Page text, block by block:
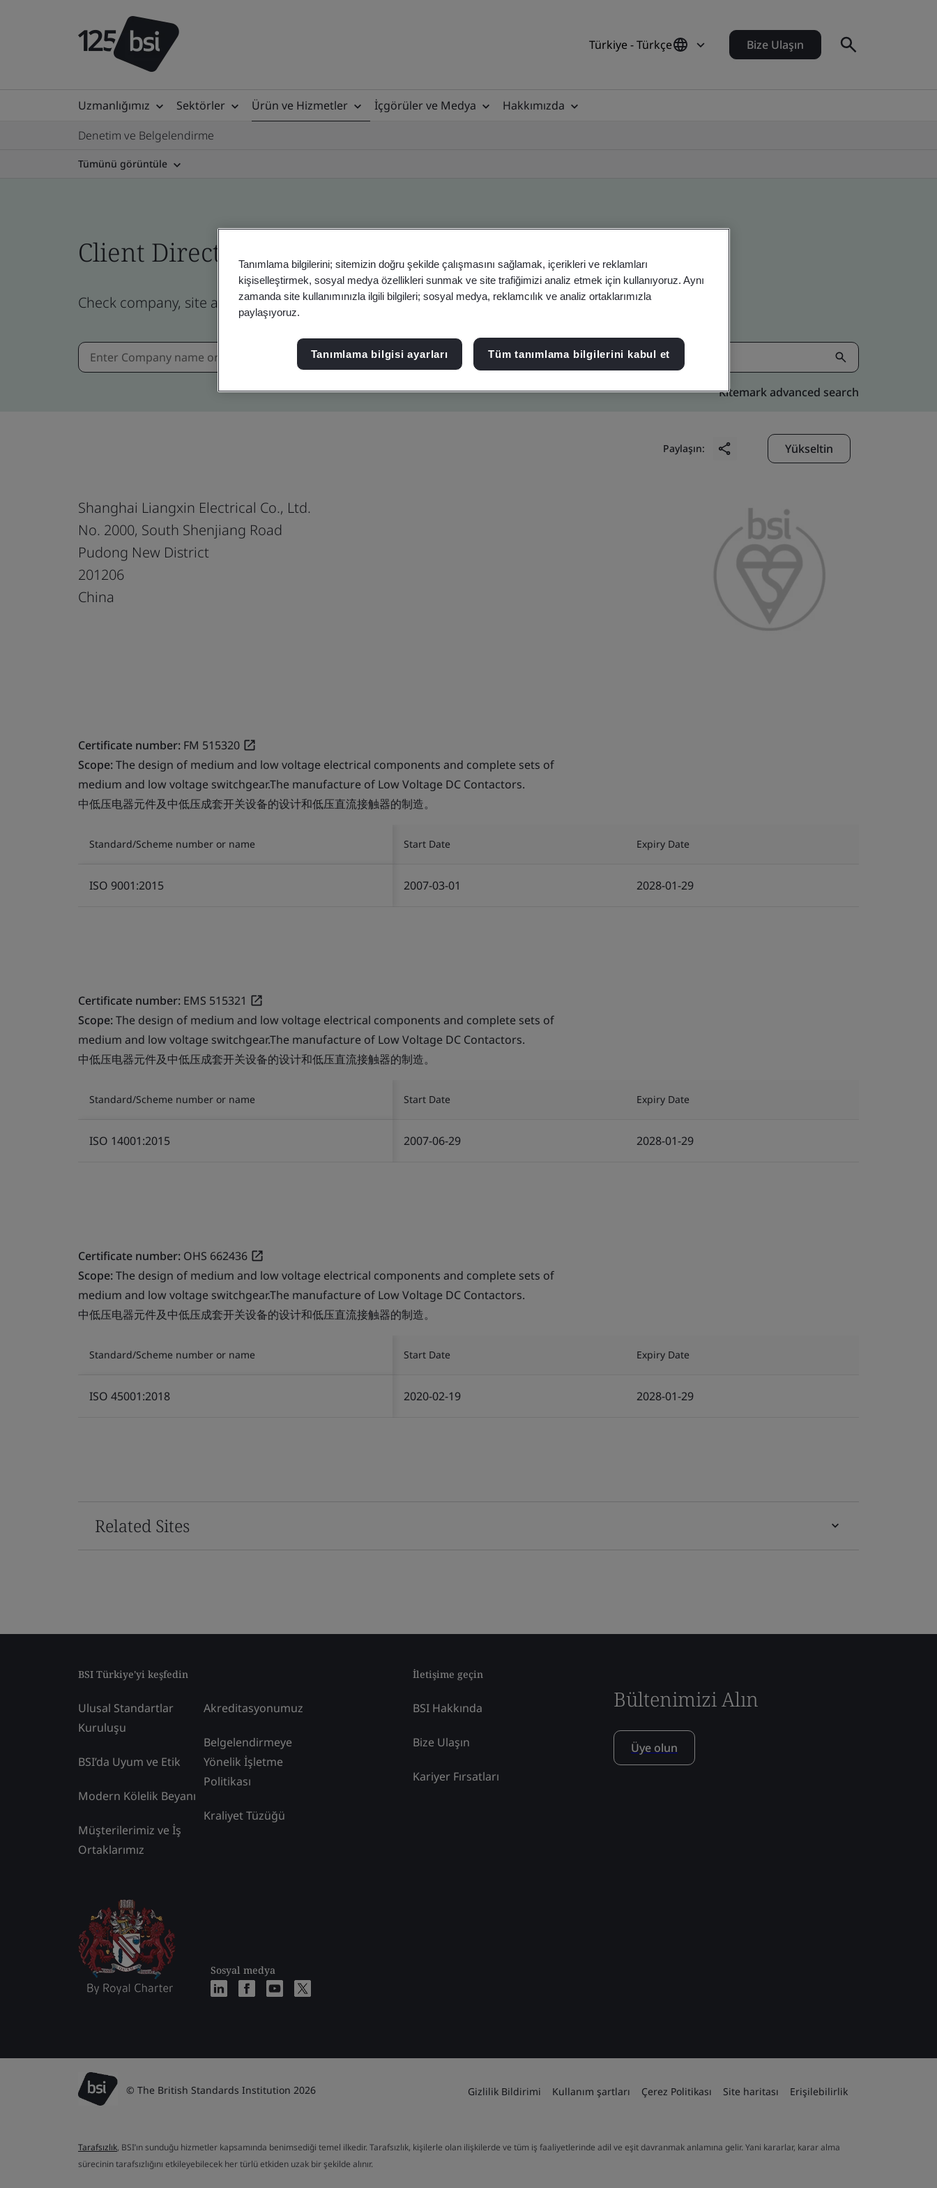
Türkiye - Türkçe Bize Ulaşın
Uzmanlığımız Sektörler Ürün ve Hizmetler İçgörüler ve Medya
Hakkımızda
Denetim ve Belgelendirme
Tümünü görüntüle
Client Directory profile
Check company, site and product certificates - Validation and Verification
Kitemark advanced search
Paylaşın: Yükseltin
Shanghai Liangxin Electrical Co., Ltd.
No. 2000, South Shenjiang Road
Pudong New District
201206
China
Certificate number: FM 515320
Scope:The design of medium and low voltage electrical components and complete sets of
medium and low voltage switchgear.The manufacture of Low Voltage DC Contactors.
中低压电器元件及中低压成套开关设备的设计和低压直流接触器的制造。
Standard/Scheme number or name Start Date Expiry Date
ISO 9001:2015 2007-03-01 2028-01-29
Certificate number: EMS 515321
Scope:The design of medium and low voltage electrical components and complete sets of
medium and low voltage switchgear.The manufacture of Low Voltage DC Contactors.
中低压电器元件及中低压成套开关设备的设计和低压直流接触器的制造。
Standard/Scheme number or name Start Date Expiry Date
ISO 14001:2015 2007-06-29 2028-01-29
Certificate number: OHS 662436
Scope:The design of medium and low voltage electrical components and complete sets of
medium and low voltage switchgear.The manufacture of Low Voltage DC Contactors.
中低压电器元件及中低压成套开关设备的设计和低压直流接触器的制造。
Standard/Scheme number or name Start Date Expiry Date
ISO 45001:2018 2020-02-19 2028-01-29
Related Sites
BSI Türkiye'yi keşfedin
Ulusal Standartlar
Kuruluşu
BSI’da Uyum ve Etik
Modern Kölelik Beyanı
Müşterilerimiz ve İş
Ortaklarımız
Akreditasyonumuz
Belgelendirmeye
Yönelik İşletme
Politikası
Kraliyet Tüzüğü
Sosyal medya
İletişime geçin
BSI Hakkında
Bize Ulaşın
Kariyer Fırsatları
Bültenimizi Alın
Üye olun
© The British Standards Institution 2026 Gizlilik Bildirimi Kullanım şartları Çerez Politikası Site haritası Erişilebilirlik
Tarafsızlık, BSI’ın sunduğu hizmetler kapsamında benimsediği temel ilkedir. Tarafsızlık, kişilerle olan ilişkilerde ve tüm iş faaliyetlerinde adil ve eşit davranmak anlamına gelir. Yani kararlar, karar alma
sürecinin tarafsızlığını etkileyebilecek her türlü etkiden uzak bir şekilde alınır.
Tanımlama bilgilerini; sitemizin doğru şekilde çalışmasını sağlamak, içerikleri ve reklamları
kişiselleştirmek, sosyal medya özellikleri sunmak ve site trafiğimizi analiz etmek için kullanıyoruz. Aynı
zamanda site kullanımınızla ilgili bilgileri; sosyal medya, reklamcılık ve analiz ortaklarımızla
paylaşıyoruz.
Tanımlama bilgisi ayarları Tüm tanımlama bilgilerini kabul et